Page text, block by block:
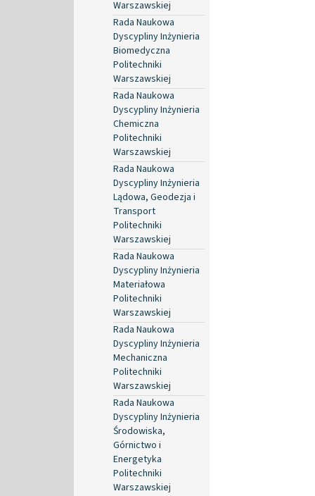
Warszawskiej
Rada Naukowa
Dyscypliny Inżynieria
Biomedyczna
Politechniki
Warszawskiej
Rada Naukowa
Dyscypliny Inżynieria
Chemiczna
Politechniki
Warszawskiej
Rada Naukowa
Dyscypliny Inżynieria
Lądowa, Geodezja i
Transport
Politechniki
Warszawskiej
Rada Naukowa
Dyscypliny Inżynieria
Materiałowa
Politechniki
Warszawskiej
Rada Naukowa
Dyscypliny Inżynieria
Mechaniczna
Politechniki
Warszawskiej
Rada Naukowa
Dyscypliny Inżynieria
Środowiska,
Górnictwo i
Energetyka
Politechniki
Warszawskiej